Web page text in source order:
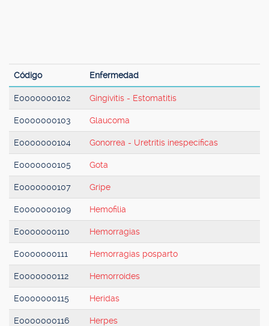
Código Enfermedad
E0000000102 Gingivitis - Estomatitis
E0000000103 Glaucoma
E0000000104 Gonorrea - Uretritis inespecíficas
E0000000105 Gota
E0000000107 Gripe
E0000000109 Hemofilia
E0000000110 Hemorragias
E0000000111 Hemorragias posparto
E0000000112 Hemorroides
E0000000115 Heridas
E0000000116 Herpes